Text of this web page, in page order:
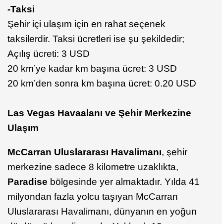
-Taksi
Şehir içi ulaşım için en rahat seçenek
taksilerdir. Taksi ücretleri ise şu şekildedir;
Açılış ücreti: 3 USD
20 km’ye kadar km başına ücret: 3 USD
20 km’den sonra km başına ücret: 0.20 USD
Las Vegas Havaalanı ve Şehir Merkezine
Ulaşım
McCarran Uluslararası Havalimanı, şehir
merkezine sadece 8 kilometre uzaklıkta,
Paradise bölgesinde yer almaktadır. Yılda 41
milyondan fazla yolcu taşıyan McCarran
Uluslararası Havalimanı, dünyanın en yoğun